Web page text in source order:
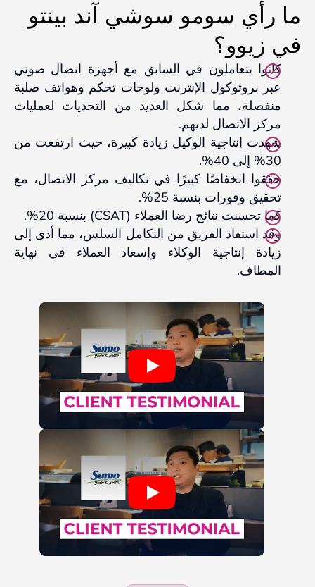
ما رأي سومو سوشي آند بينتو
في زيوو؟
كانوا يتعاملون في السابق مع أجهزة اتصال صوتي
عبر بروتوكول الإنترنت ولوحات تحكم وهواتف صلبة
منفصلة، مما شكل العديد من التحديات لعمليات
مركز الاتصال لديهم.
شهدت إنتاجية الوكيل زيادة كبيرة، حيث ارتفعت من
30% إلى 40%.
حققوا انخفاضًا كبيرًا في تكاليف مركز الاتصال، مع
تحقيق وفورات بنسبة 25%.
كما تحسنت نتائج رضا العملاء (CSAT) بنسبة 20%.
وقد استفاد الفريق من التكامل السلس، مما أدى إلى
زيادة إنتاجية الوكلاء وإسعاد العملاء في نهاية
المطاف.